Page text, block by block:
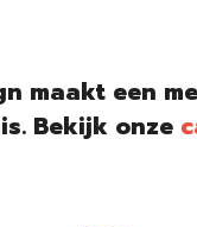
maakt een
Bekijk onze